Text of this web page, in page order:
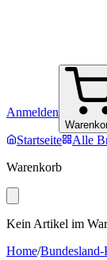
Anmelden
Startseite Alle
Warenkorb
Kein Artikel im
Home/Bundesland-